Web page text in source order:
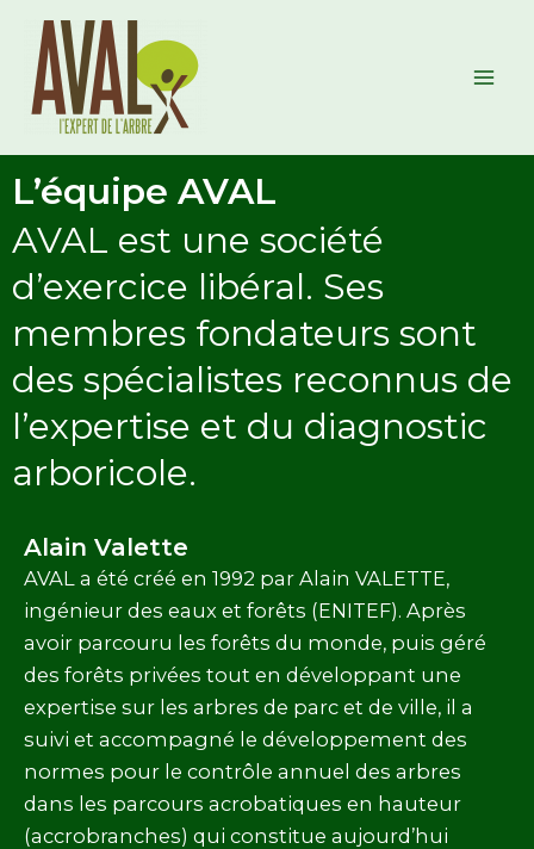
contenu
L’équipe AVAL
AVAL est une société
d’exercice libéral. Ses
membres fondateurs sont
des spécialistes reconnus de
l’expertise et du diagnostic
arboricole.
Alain Valette
AVAL a été créé en 1992 par Alain VALETTE,
ingénieur des eaux et forêts (ENITEF). Après
avoir parcouru les forêts du monde, puis géré
des forêts privées tout en développant une
expertise sur les arbres de parc et de ville, il a
suivi et accompagné le développement des
normes pour le contrôle annuel des arbres
dans les parcours acrobatiques en hauteur
(accrobranches) qui constitue aujourd’hui